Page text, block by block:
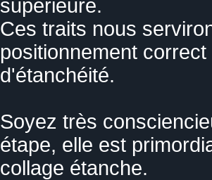
supérieure.
Ces traits nous
positionnement correct
d'étanchéité.
Soyez très
étape, elle est
collage étanche.